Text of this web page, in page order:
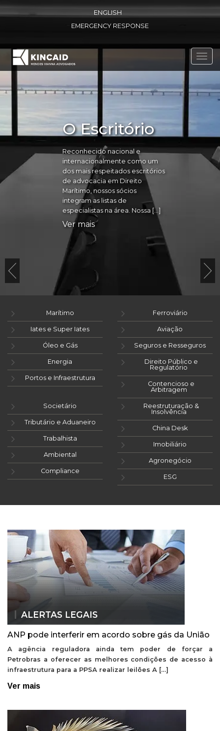
ENGLISH
EMERGENCY RESPONSE
O Escritório
Reconhecido nacional e
internacionalmente como um
dos mais respeitados escritórios
de advocacia em Direito
Marítimo, nossos sócios
integram as listas de
especialistas na área. Nossa […]
Ver mais
Marítimo
Iates e Super Iates
Óleo e Gás
Energia
Portos e Infraestrutura
Ferroviário
Aviação
Seguros e Resseguros
Direito Público e
Regulatório
Contencioso e
Arbitragem
Societário
Tributário e Aduaneiro
Trabalhista
Ambiental
Compliance
Reestruturação &
Insolvência
China Desk
Imobiliário
Agronegócio
ESG
ALERTAS LEGAIS
ANP pode interferir em acordo sobre gás da União
A agência reguladora ainda tem poder de forçar a
Petrobras a oferecer as melhores condições de acesso à
infraestrutura para a PPSA realizar leilões A […]
Ver mais